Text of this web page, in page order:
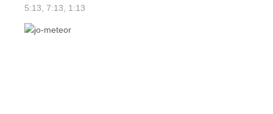
5:13, 7:13, 1:13